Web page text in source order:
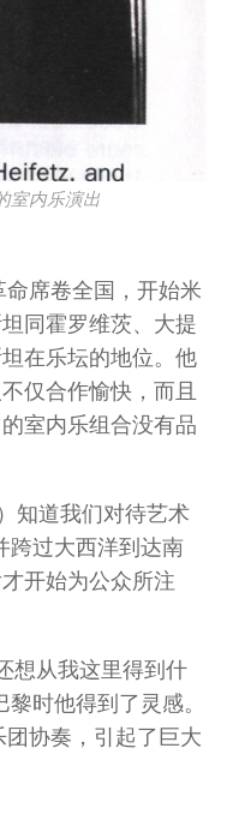
室内乐演出
席卷全国，开始米
同霍罗维茨、大提
在乐坛的地位。他
仅合作愉快，而且
室内乐组合没有品
知道我们对待艺术
跨过大西洋到达南
开始为公众所注
想从我这里得到什
时他得到了灵感。
协奏，引起了巨大